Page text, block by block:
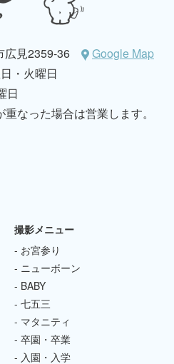
広見2359-36
Google Map
・火曜日
日
なった場合は営業します。
撮影メニュー
お宮参り
ニューボーン
BABY
七五三
マタニティ
卒園・卒業
入園・入学